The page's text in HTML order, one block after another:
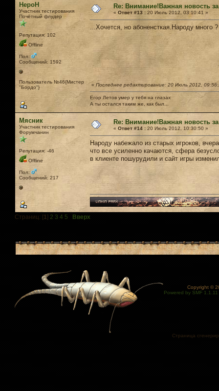
НероН
Участник тестирования
Почётный флудер
Репутация: 102
Offline
Пол:
Сообщений: 1592
Пользователь №46{Мистер
"Бордо"}
Re: Внимание!Важная новость
« Ответ #13 : 20 Июль 2012, 03:10:41 »
...Хочется, но абоненсткая.Народу
« Последнее редактирование: 20 Июль 2012,
Егор Летов умер у тебя на глазах
А ты остался таким же, как был...
Мясник
Участник тестирования
Форумчанин
Репутация: -46
Offline
Пол:
Сообщений: 217
Re: Внимание!Важная новость
« Ответ #14 : 20 Июль 2012, 10:30:50 »
Народу набежало из старых игроков,
что все усиленно качаются, сфера
в клиенте пошурудили и сайт игры
Страниц: [1] 2 3 4 5 Вверх
Copyright ©
Powered by SMF 1.1.11
Страница